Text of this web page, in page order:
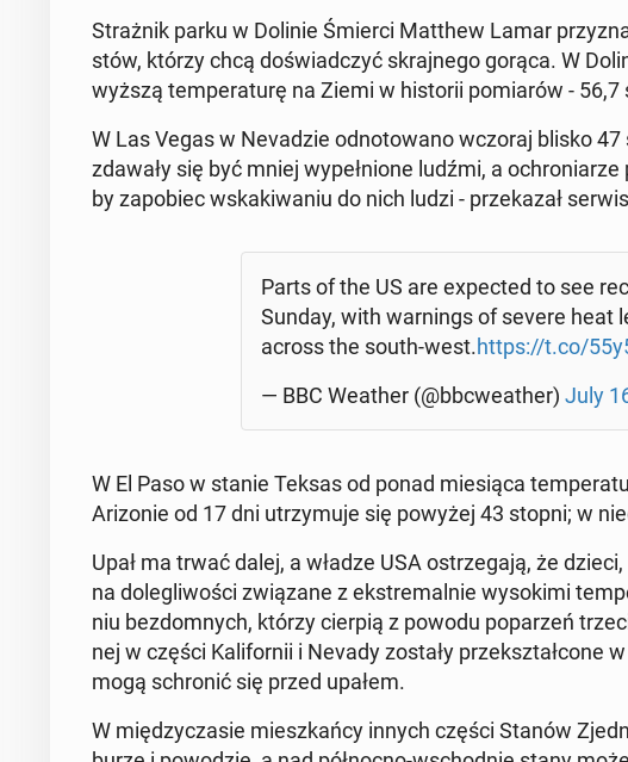
Straż­nik parku w Dolinie Śmierci Matthew Lamar
stów, którzy chcą do­świad­czyć skraj­ne­go gorąca. W
wyż­szą tem­pe­ra­tu­rę na Ziemi w hi­sto­rii po­mia­rów - 56,7
W Las Vegas w Ne­va­dzie od­no­to­wa­no wczoraj blisko
zdawały się być mniej wy­peł­nio­ne ludźmi, a
by za­po­biec wska­ki­wa­niu do nich ludzi - prze­ka­zał
Parts of the US are expec­ted to see
Sunday, with war­nings of severe heat
across the south-west.https://t.co/
— BBC Weather (@bbcwe­ather) July
W El Paso w stanie Teksas od ponad mie­sią­ca
Ari­zo­nie od 17 dni utrzy­mu­je się powyżej 43 stopni; w
Upał ma trwać dalej, a władze USA ostrze­ga­ją, że
na do­le­gli­wo­ści zwią­za­ne z eks­tre­mal­nie wy­so­ki­mi
niu bez­dom­nych, którzy cierpią z powodu po­pa­rzeń
nej w części Ka­li­for­nii i Nevady zostały prze­kształ­co­ne
mogą schro­nić się przed upałem.
W mię­dzy­cza­sie miesz­kań­cy innych części Stanów